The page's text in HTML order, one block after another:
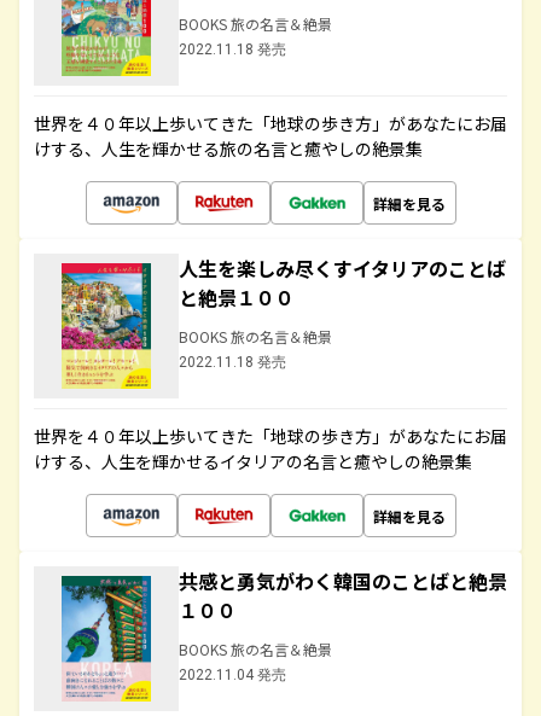
BOOKS 旅の名言＆絶景
2022.11.18 発売
世界を４０年以上歩いてきた「地球の歩き方」があなたにお届
けする、人生を輝かせる旅の名言と癒やしの絶景集
詳細を見る
人生を楽しみ尽くすイタリアのことば
と絶景１００
BOOKS 旅の名言＆絶景
2022.11.18 発売
世界を４０年以上歩いてきた「地球の歩き方」があなたにお届
けする、人生を輝かせるイタリアの名言と癒やしの絶景集
詳細を見る
共感と勇気がわく韓国のことばと絶景
１００
BOOKS 旅の名言＆絶景
2022.11.04 発売